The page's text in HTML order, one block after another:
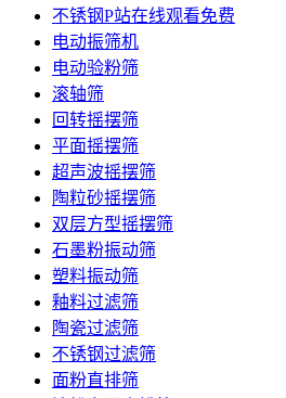
不锈钢P站在线观看免费
电动振筛机
电动验粉筛
滚轴筛
回转摇摆筛
平面摇摆筛
超声波摇摆筛
陶粒砂摇摆筛
双层方型摇摆筛
石墨粉振动筛
塑料振动筛
釉料过滤筛
陶瓷过滤筛
不锈钢过滤筛
面粉直排筛